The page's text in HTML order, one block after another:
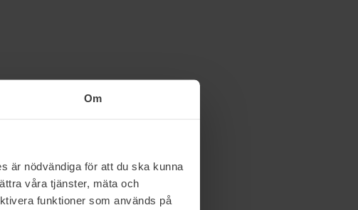
Om
är nödvändiga för att du ska kunna
våra tjänster, mäta och
funktioner som används på